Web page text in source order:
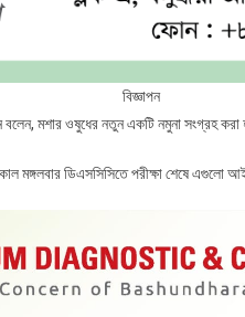
বিজ্ঞাপন
বলেন, মশার ওষুধের নতুন একটি নমুনা সংগ্রহ
মঙ্গলবার ডিএসসিসিতে পরীক্ষা শেষে এগুলো